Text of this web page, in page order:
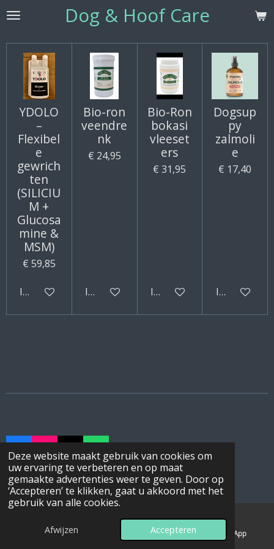
Deze website maakt gebruik van cookies om
uw ervaring te verbeteren en op maat
gemaakte advertenties weer te geven. Door op
‘Accepteren’ te klikken, gaat u akkoord met het
gebruik van alle cookies.
Afwijzen Accepteren
Ga
naar
hoofdinhoud
Dog & Hoof Care
YDOLO
–
Flexibel
e
gewrich
ten
(SILICIU
M +
Glucosa
mine &
MSM)
€ 59,85
In winkelwagen
Bio-ron
veendre
nk
€ 24,95
In winkelwagen
Bio-Ron
bokasi
vleeset
ers
€ 31,95
In winkelwagen
Dogsup
py
zalmoli
e
€ 17,40
In
F
a
c
e
b
I
n
s
t
a
a
T
i
k
T
o
W
h
a
t
s
© 2023 - 2026 Dog & Hoof Care
Powered byJouwWeb
E-mailadres Telefoonnummer WhatsApp